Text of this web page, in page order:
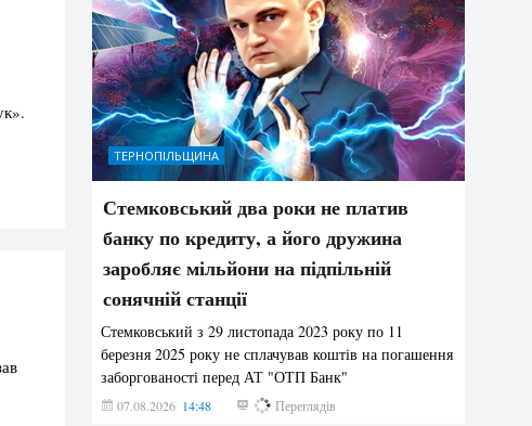
ТЕРНОПІЛЬЩИНА
Стемковський два роки не платив
банку по кредиту, а його дружина
заробляє мільйони на підпільній
сонячній станції
Стемковський з 29 листопада 2023 року по 11
березня 2025 року не сплачував коштів на погашення
заборгованості перед АТ "ОТП Банк"
07.08.2026 14:48 424 Переглядів